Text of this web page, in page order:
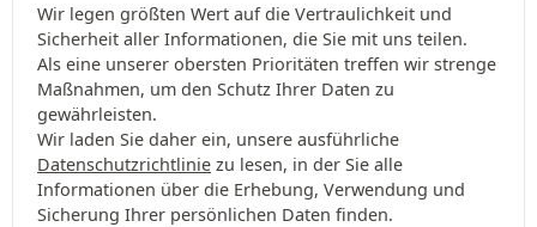
Wir legen größten Wert auf die Vertraulichkeit und
Sicherheit aller Informationen, die Sie mit uns teilen.
Als eine unserer obersten Prioritäten treffen wir strenge
Maßnahmen, um den Schutz Ihrer Daten zu
gewährleisten.
Wir laden Sie daher ein, unsere ausführliche
Datenschutzrichtlinie zu lesen, in der Sie alle
Informationen über die Erhebung, Verwendung und
Sicherung Ihrer persönlichen Daten finden.